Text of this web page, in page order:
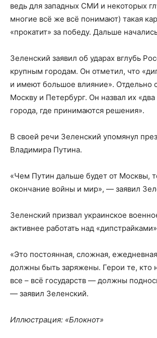
ведь для западных СМИ и некоторых
многие всё же всё понимают) такая
«прокатит» за победу. Дальше
Зеленский заявил об ударах вглубь
крупным городам. Он отметил, что
и имеют большое влияние». Отдельно
Москву и Петербург. Он назвал их
города, где принимаются решения».
В своей речи Зеленский упомянул
Владимира Путина.
«Чем Путин дальше будет от Москвы,
окончание войны и мир», — заявил
Зеленский призвал украинское
активнее работать над
«Это постоянная, сложная,
должны быть заряжены. Герои те, кто
все – всё государств — должны
— заявил Зеленский.
Иллюстрация: «Блокнот»